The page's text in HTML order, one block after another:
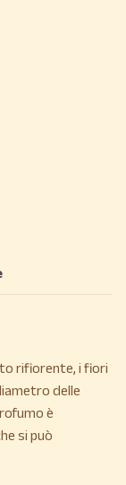
rifiorente, i fiori
delle
è
si può